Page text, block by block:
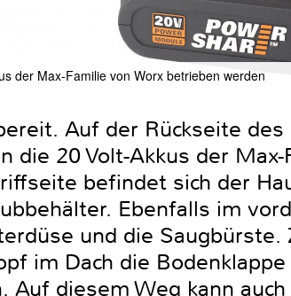
der Max-Familie von Worx betrieben werden
Auf der Rückseite
die 20 Volt-Akkus der
befindet sich der
Ebenfalls im
und die
im Dach die
Auf diesem Weg kann